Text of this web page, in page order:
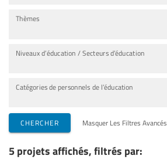
Thèmes
Niveaux d’éducation / Secteurs d’éducation
Catégories de personnels de l’éducation
CHERCHER Masquer Les Filtres Avancés
5 projets affichés, filtrés par: